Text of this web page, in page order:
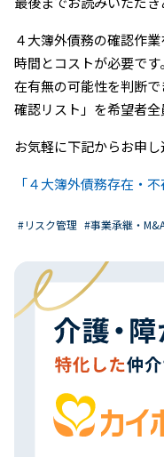
４大簿外債務の確認作
時間とコストが必要で
在有無の可能性を判断
確認リスト」を希望者全
お気軽に下記からお申し
「４大簿外債務存在・
#リスク管理 #事業承継・